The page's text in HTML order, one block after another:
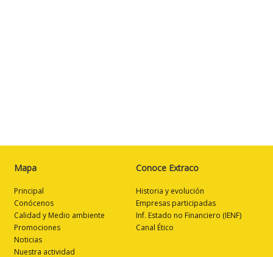
Mapa
Principal
Conócenos
Calidad y Medio ambiente
Promociones
Noticias
Nuestra actividad
Conoce Extraco
Historia y evolución
Empresas participadas
Inf. Estado no Financiero (IENF)
Canal Ético